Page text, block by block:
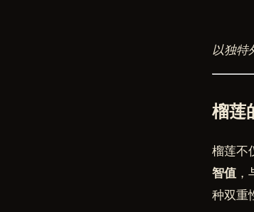
以独特
榴莲
榴莲不
智值，
种双重